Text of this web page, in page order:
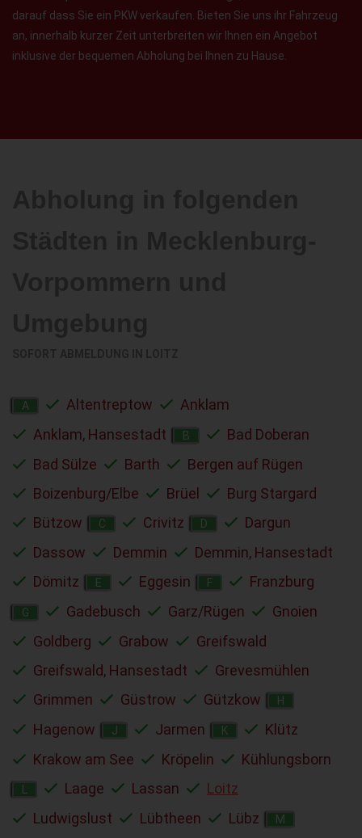
darauf dass Sie ein PKW verkaufen. Bieten Sie uns ihr Fahrzeug
an, innerhalb kurzer Zeit unterbreiten wir Ihnen ein Angebot
inklusive der bequemen Abholung bei Ihnen zu Hause.
A Altentreptow
Anklam
Anklam, Hansestadt
B
Bad Doberan
Bad Sülze
Barth
Bergen auf Rügen
Boizenburg/Elbe
Brüel
Burg Stargard
Bützow
C Crivitz D
Dargun
Dassow
Demmin
Demmin, Hansestadt
Dömitz
E Eggesin F Franzburg
G Gadebusch Garz/Rügen
Gnoien
Goldberg
Grabow
Greifswald
Greifswald, Hansestadt
Grevesmühlen
Grimmen
Güstrow Gützkow H
Hagenow J Jarmen K
Klütz
Krakow am See
Kröpelin Kühlungsborn
Laage Lassan
Loitz
Ludwigslust
Lübtheen Lübz M